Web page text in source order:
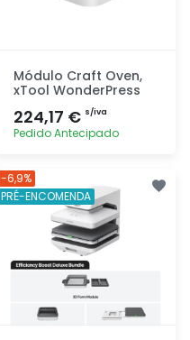
Módulo Craft Oven,
xTool WonderPress
224,17 € s/iva
Pedido Antecipado
rapidamente
-6,9%
PRÉ-ENCOMENDA